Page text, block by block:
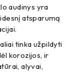
audinys yra
atsparumą
tinka užpildyti
korozijos, ir
alyvai,